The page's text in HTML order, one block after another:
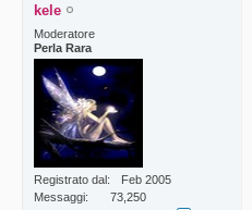
kele
Moderatore
Perla Rara
Registrato dal
Feb 2005
Messaggi
73,250